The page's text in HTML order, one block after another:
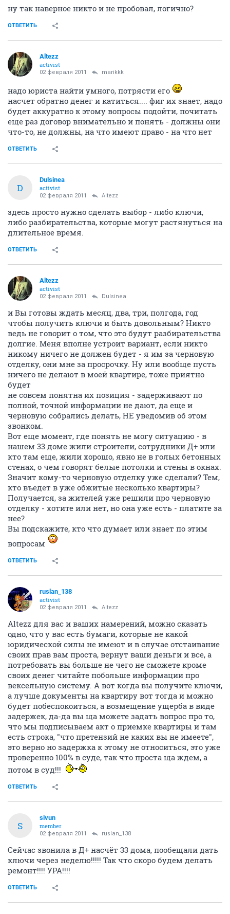
ну так наверное никто и не пробовал, логично?
ОТВЕТИТЬ
Altezz
activist
02 февраля 2011 marikkk
надо юриста найти умного, потрясти его
насчет обратно денег и катиться.... фиг их знает, надо
будет аккуратно к этому вопросы подойти, почитать
еще раз договор внимательно и понять - должны они
что-то, не должны, на что имеют право - на что нет
ОТВЕТИТЬ
D
Dulsinea
activist
02 февраля 2011 Altezz
здесь просто нужно сделать выбор - либо ключи,
либо разбирательства, которые могут растянуться на
длительное время.
ОТВЕТИТЬ
Altezz
activist
02 февраля 2011 Dulsinea
и Вы готовы ждать месяц, два, три, полгода, год
чтобы получить ключи и быть довольным? Никто
ведь не говорит о том, что это будут разбирательства
долгие. Меня вполне устроит вариант, если никто
никому ничего не должен будет - я им за черновую
отделку, они мне за просрочку. Ну или вообще пусть
ничего не делают в моей квартире, тоже приятно
будет
не совсем понятна их позиция - задерживают по
полной, точной информации не дают, да еще и
черновую собрались делать, НЕ уведомив об этом
звонком.
Вот еще момент, где понять не могу ситуацию - в
нашем 33 доме жили строители, сотрудники Д+ или
кто там еще, жили хорошо, явно не в голых бетонных
стенах, о чем говорят белые потолки и стены в окнах.
Значит кому-то черновую отделку уже сделали? Тем,
кто въедет в уже обжитые несколько квартиры?
Получается, за жителей уже решили про черновую
отделку - хотите или нет, но она уже есть - платите за
нее?
Вы подскажите, кто что думает или знает по этим
вопросам
ОТВЕТИТЬ
ruslan_138
activist
02 февраля 2011 Altezz
Altezz для вас и ваших намерений, можно сказать
одно, что у вас есть бумаги, которые не какой
юридической силы не имеют и в случае отстаивание
своих прав вам проста, вернут ваши деньги и все, а
потребовать вы больше не чего не сможете кроме
своих денег читайте побольше информации про
вексельную систему. А вот когда вы получите ключи,
а лучше документы на квартиру вот тогда и можно
будет побеспокоиться, а возмещение ущерба в виде
задержек, да-да вы ща можете задать вопрос про то,
что мы подписываем акт о приемке квартиры и там
есть строка, "что претензий не каких вы не имеете",
это верно но задержка к этому не относиться, это уже
проверенно 100% в суде, так что проста ща ждем, а
потом в суд!!!
ОТВЕТИТЬ
S
sivun
member
02 февраля 2011 ruslan_138
Сейчас звонила в Д+ насчёт 33 дома, пообещали дать
ключи через неделю!!!!! Так что скоро будем делать
ремонт!!!! УРА!!!!
ОТВЕТИТЬ